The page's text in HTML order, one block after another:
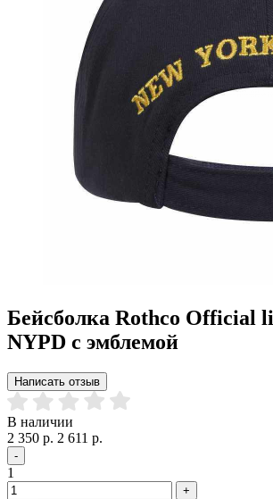
Бейсболка Rothco Official
NYPD с эмблемой
Написать отзыв
В наличии
2 350 р. 2 611 р.
-
1
+